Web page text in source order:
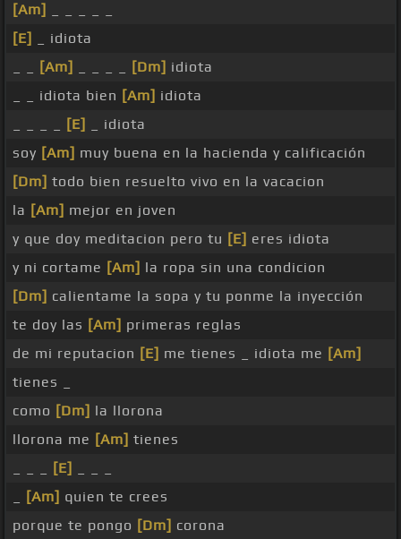
[Am]
[E]
_ idiota
[Am] [Dm] idiota
_ _ idiota bien [Am] idiota
[E]
_ idiota
soy [Am] muy buena en la hacienda y calificación
[Dm] todo bien resuelto vivo en la vacacion
la [Am] mejor en joven
y que doy meditacion pero tu [E] eres idiota
y ni cortame [Am] la ropa sin una condicion
[Dm] calientame la sopa y tu ponme la inyección
te doy las [Am] primeras reglas
de mi reputacion [E] me tienes _ idiota me [Am]
tienes _
como [Dm] la llorona
llorona me [Am] tienes
[E]
[Am] quien te crees
porque te pongo [Dm] corona